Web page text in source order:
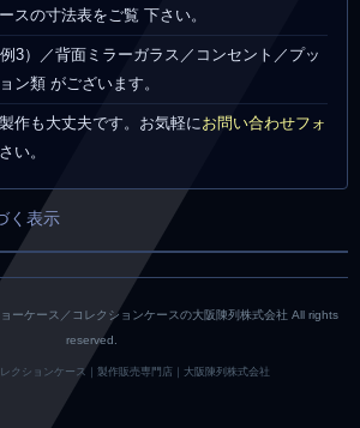
スの寸法表をご覧 下さい。
3）／背面ミラーガラス／コンセント／プッ
ン類 がございます。
作も大丈夫です。お気軽にお問い合わせフォ
い。
く表示
ーケース／コレクションケースの大阪陳列株式会社 All rights
reserved.
クションケース｜製作販売専門店｜大阪陳列株式会社